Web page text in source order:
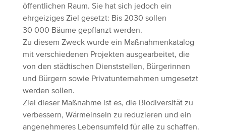
öffentlichen Raum. Sie hat sich jedoch ein
ehrgeiziges Ziel gesetzt: Bis 2030 sollen
30 000 Bäume gepflanzt werden.
Zu diesem Zweck wurde ein Maßnahmenkatalog
mit verschiedenen Projekten ausgearbeitet, die
von den städtischen Dienststellen, Bürgerinnen
und Bürgern sowie Privatunternehmen umgesetzt
werden sollen.
Ziel dieser Maßnahme ist es, die Biodiversität zu
verbessern, Wärmeinseln zu reduzieren und ein
angenehmeres Lebensumfeld für alle zu schaffen.